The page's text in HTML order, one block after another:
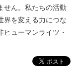
せん。私たちの活動
界を変える力につな
ューマンライツ・